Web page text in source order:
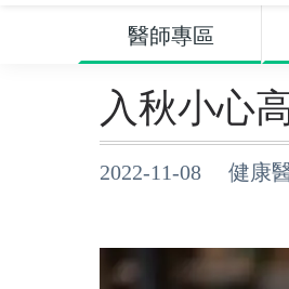
醫師專區
入秋小心
2022-11-08 健康